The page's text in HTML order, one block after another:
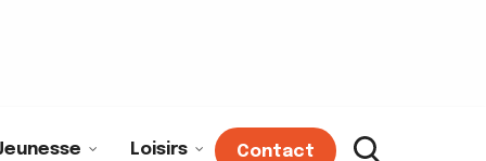
Loisirs Contact